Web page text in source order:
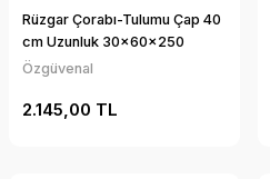
Rüzgar Çorabı-Tulumu Çap 40
cm Uzunluk 30x60x250
Özgüvenal
2.145,00 TL